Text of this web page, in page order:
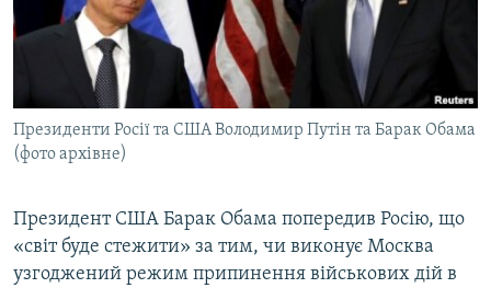
ВІДЕОУРОКИ «ELIFBE»
СВІДЧЕННЯ ОКУПАЦІЇ
УКРАЇНСЬКА ПРОБЛЕМА КРИМУ
ІНФОГРАФІКА
Русский
Qırımtatar
ДОЛУЧАЙСЯ!
Усі сайти RFE/RL
Президенти Росії та США Володимир Путін та Барак Обама
(фото архівне)
Президент США Барак Обама попередив Росію, що
«світ буде стежити» за тим, чи виконує Москва
узгоджений режим припинення військових дій в